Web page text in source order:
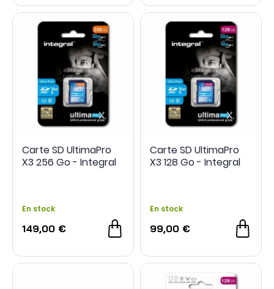
Carte SD UltimaPro
X3 256 Go - Integral
En stock
149,00 €
Carte SD UltimaPro
X3 128 Go - Integral
En stock
99,00 €